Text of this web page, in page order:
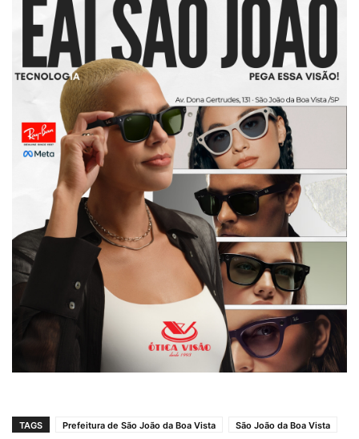
TAGS Prefeitura de São João da Boa Vista São João da Boa Vista